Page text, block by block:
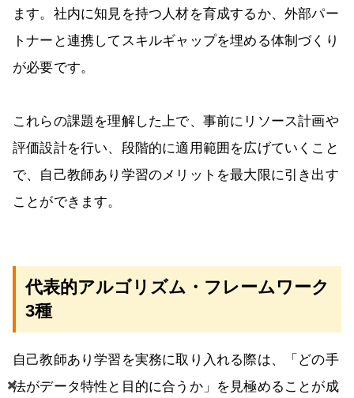
ます。社内に知見を持つ人材を育成するか、外部パー
トナーと連携してスキルギャップを埋める体制づくり
が必要です。
これらの課題を理解した上で、事前にリソース計画や
評価設計を行い、段階的に適用範囲を広げていくこと
で、自己教師あり学習のメリットを最大限に引き出す
ことができます。
代表的アルゴリズム・フレームワーク
3種
自己教師あり学習を実務に取り入れる際は、「どの手
法がデータ特性と目的に合うか」を見極めることが成